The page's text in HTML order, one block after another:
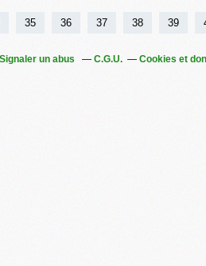
35 36 37 38 39
Signaler un abus C.G.U. Cookies et